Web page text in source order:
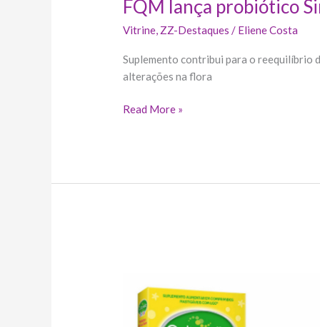
FQM lança probiótico
Vitrine ZZ-Destaques / Eliene Costa
Suplemento contribui para o reequilíbrio
alterações na flora
Read More »
mercado